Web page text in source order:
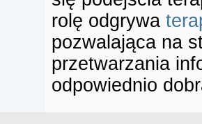
rolę odgrywa
pozwalająca na
przetwarzania
odpowiednio